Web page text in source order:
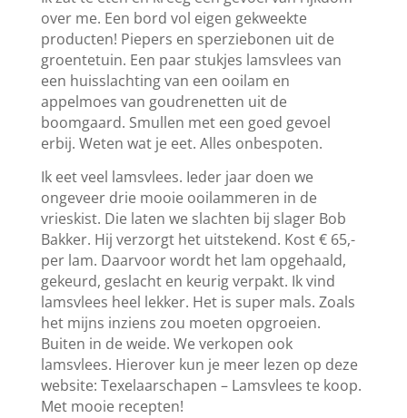
over me. Een bord vol eigen gekweekte
producten! Piepers en sperziebonen uit de
groentetuin. Een paar stukjes lamsvlees van
een huisslachting van een ooilam en
appelmoes van goudrenetten uit de
boomgaard. Smullen met een goed gevoel
erbij. Weten wat je eet. Alles onbespoten.
Ik eet veel lamsvlees. Ieder jaar doen we
ongeveer drie mooie ooilammeren in de
vrieskist. Die laten we slachten bij slager Bob
Bakker. Hij verzorgt het uitstekend. Kost € 65,-
per lam. Daarvoor wordt het lam opgehaald,
gekeurd, geslacht en keurig verpakt. Ik vind
lamsvlees heel lekker. Het is super mals. Zoals
het mijns inziens zou moeten opgroeien.
Buiten in de weide. We verkopen ook
lamsvlees. Hierover kun je meer lezen op deze
website: Texelaarschapen – Lamsvlees te koop.
Met mooie recepten!